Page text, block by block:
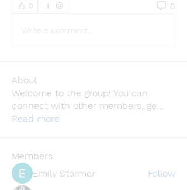
0 0
Write a comment...
About
Welcome to the group! You can
connect with other members, ge...
Read more
Members
Emily Störmer
Follow